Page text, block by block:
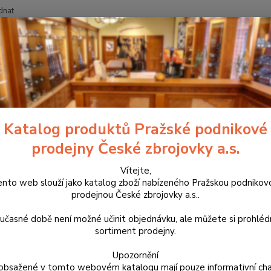
Hledat
doplňky a náhradní díly Pro samonabíjecí pušky a karabiny
záchyt zásobníku PRAVÝ
Katalog produktů Pražské podnikové
prodejny České zbrojovky a.s.
Vítejte,
web slouží jako katalog zboží nabízeného Pražskou
prodejnou České zbrojovky a.s..
době není možné učinit objednávku, ale můžete si
sortiment prodejny.
Upozornění
v tomto webovém katalogu mají pouze informativní